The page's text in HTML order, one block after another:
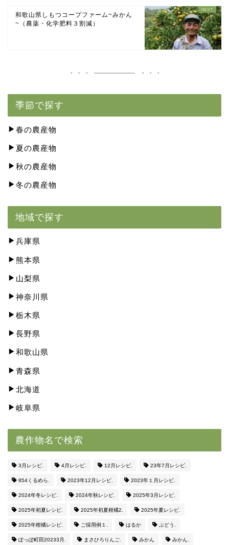
和歌山県しもつコープファーム~みかん
~（農薬・化学肥料３割減）
季節で探す
春の農産物
夏の農産物
秋の農産物
冬の農産物
地域で探す
兵庫県
熊本県
山梨県
神奈川県
栃木県
長野県
和歌山県
青森県
北海道
岐阜県
農作物名で検索
3月レシピ. 4月レシピ. 12月レシピ. 23年7月レシピ.
854くるめら. 2023年12月レシピ. 2023年１月レシピ.
2024年冬レシピ. 2024年秋レシピ. 2025年3月レシピ.
2025年初夏レシピ. 2025年初夏柑橘2. 2025年夏レシピ.
2025年柑橘レシピ. ご採用例１. はるか ぶどう.
ぽっぽ町田20233月. まさひろりんご. みかん みかん.